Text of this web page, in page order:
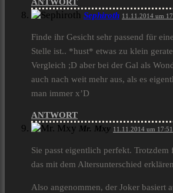
ANTWORT
Sephiroth 11.11.2014 um
Finde ihr Gesicht sehr passend für
Stelle ist.. *hust* etwas zu klein
Vergleich ;D aber bei der Gal als
auch nach weit mehr aus, als es
man immer x’D
ANTWORT
Mr. Mxy 11.11.2014 um 17:51
Sie passt eigentlich perfekt.
das mit dem Altersunterschied
Also angenommen, der Joker basiert